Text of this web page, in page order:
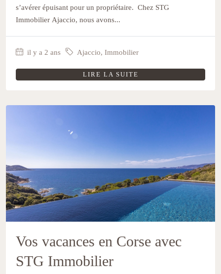
s’avérer épuisant pour un propriétaire. Chez STG
Immobilier Ajaccio, nous avons...
il y a 2 ans Ajaccio, Immobilier
LIRE LA SUITE
Vos vacances en Corse avec
STG Immobilier